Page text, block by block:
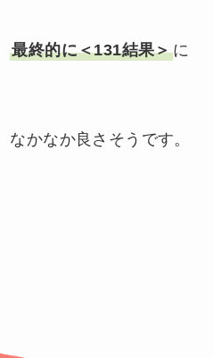
最終的に＜131結果＞に
かなか良さそうです。